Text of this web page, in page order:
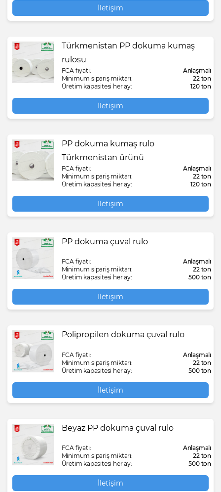
İletişim
Türkmenistan PP dokuma kumaş
rulosu
FCA fiyatı:
Anlaşmalı
Minimum sipariş miktarı:
22 ton
Üretim kapasitesi her ay:
120 ton
İletişim
PP dokuma kumaş rulo
Türkmenistan ürünü
FCA fiyatı:
Anlaşmalı
Minimum sipariş miktarı:
22 ton
Üretim kapasitesi her ay:
120 ton
İletişim
PP dokuma çuval rulo
FCA fiyatı:
Anlaşmalı
Minimum sipariş miktarı:
22 ton
Üretim kapasitesi her ay:
500 ton
İletişim
Polipropilen dokuma çuval rulo
FCA fiyatı:
Anlaşmalı
Minimum sipariş miktarı:
22 ton
Üretim kapasitesi her ay:
500 ton
İletişim
Beyaz PP dokuma çuval rulo
FCA fiyatı:
Anlaşmalı
Minimum sipariş miktarı:
22 ton
Üretim kapasitesi her ay:
500 ton
İletişim